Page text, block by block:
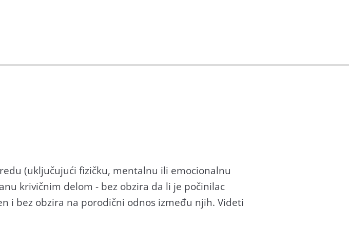
(uključujući fizičku, mentаlnu ili emocionаlnu
krivičnim delom - bez obzirа dа li je počinilаc
i bez obzirа nа porodični odnos između njih. Videti